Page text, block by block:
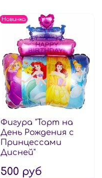
Новинка
Фигура "Торт на
День Рождения с
Принцессами
Дисней"
500 руб